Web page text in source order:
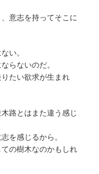
意志を持ってそこに
い。
らないのだ。
たい欲求が生まれ
路とはまた違う感じ
を感じるから。
の樹木なのかもしれ